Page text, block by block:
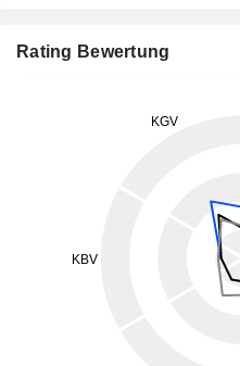
Rating Bewertung